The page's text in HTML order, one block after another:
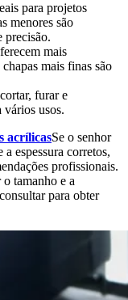
para projetos
menores são
precisão.
mais
mais finas são
furar e
vários usos.
acrílicasSe o senhor
espessura corretos,
profissionais.
tamanho e a
para obter